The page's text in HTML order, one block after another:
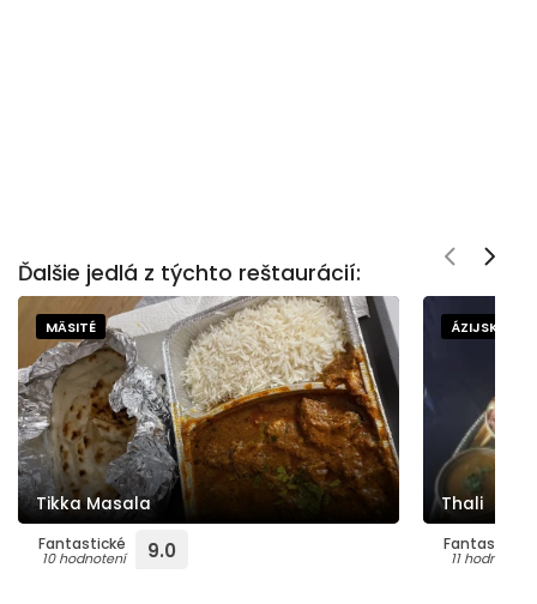
Ďalšie jedlá z týchto reštaurácií:
MÄSITÉ
Tikka Masala
Fantastické
10 hodnotení 9.0
ÁZIJSKÁ
Thali
Fantastické
11 hodnotení